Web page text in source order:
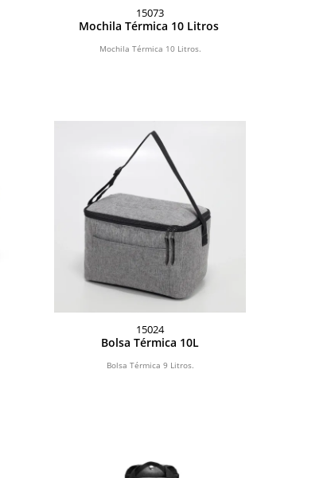
15073
Mochila Térmica 10 Litros
Mochila Térmica 10 Litros.
15024
Bolsa Térmica 10L
Bolsa Térmica 9 Litros.